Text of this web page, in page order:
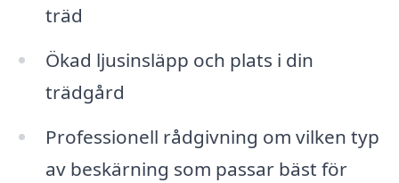
träd
Ökad ljusinsläpp och plats i din
trädgård
Professionell rådgivning om vilken typ
av beskärning som passar bäst för